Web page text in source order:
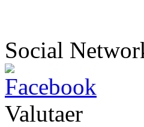
Social
Valutaer